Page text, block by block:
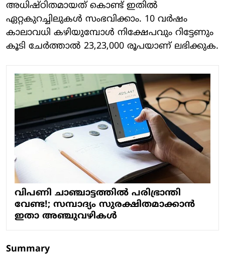
അധിഷ്ഠിതമായത് കൊണ്ട് ഇതിൽ
ഏറ്റകുറച്ചിലുകൾ സംഭവിക്കാം. 10 വർഷം
കാലാവധി കഴിയുമ്പോൾ നിക്ഷേപവും റിട്ടേണും
കൂടി ചേർത്താൽ 23,23,000 രൂപയാണ് ലഭിക്കുക.
വിപണി ചാഞ്ചാട്ടത്തില്‍ പരിഭ്രാന്തി
വേണ്ട!; സമ്പാദ്യം സുരക്ഷിതമാക്കാന്‍
ഇതാ അഞ്ചുവഴികള്‍
Summary